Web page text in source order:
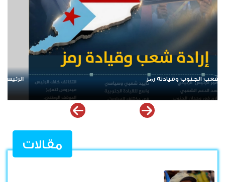
الرئيس عيدروس الزُبيدي.. نبض الجنوب ورمز إرادته
مقالات